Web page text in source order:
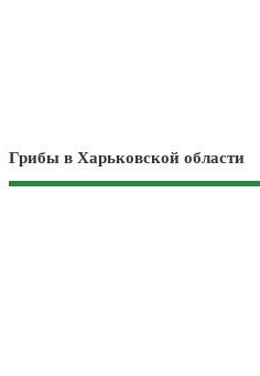
Грибы в Харьковской области